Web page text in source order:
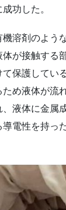
功した。
溶剤のよう
が接触する
保護してい
め液体が流
液体に金属
電性を持っ